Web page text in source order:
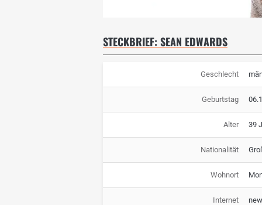
STECKBRIEF: SEAN EDWARDS
Geschlecht
Geburtstag
Alter 39
Nationalität
Wohnort
Internet